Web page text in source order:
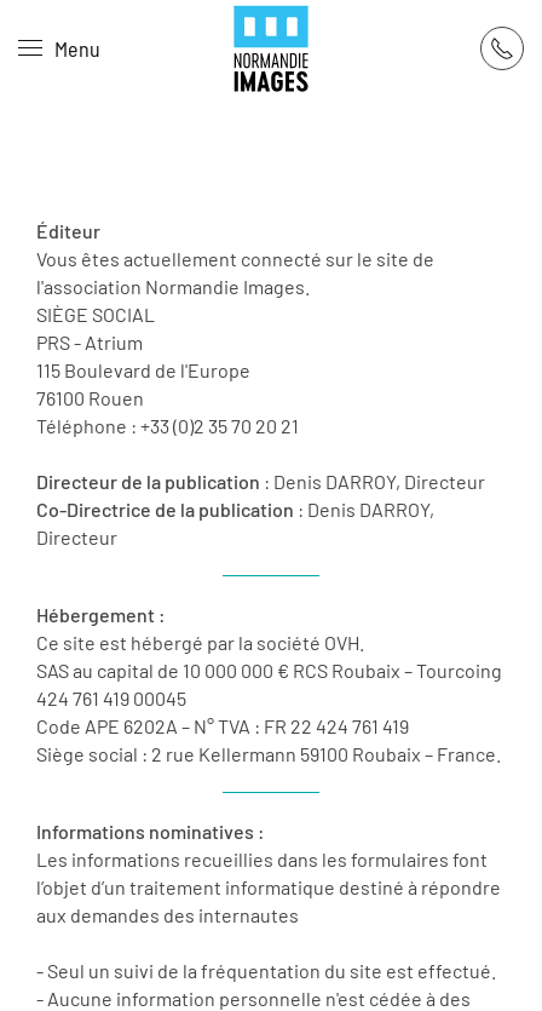
Skip to main content
Menu
Éditeur
Vous êtes actuellement connecté sur le site de
l'association Normandie Images.
SIÈGE SOCIAL
PRS - Atrium
115 Boulevard de l'Europe
76100 Rouen
Téléphone : +33 (0)2 35 70 20 21
Directeur de la publication : Denis DARROY, Directeur
Co-Directrice de la publication : Denis DARROY,
Directeur
Hébergement :
Ce site est hébergé par la société OVH.
SAS au capital de 10 000 000 € RCS Roubaix – Tourcoing
424 761 419 00045
Code APE 6202A – N° TVA : FR 22 424 761 419
Siège social : 2 rue Kellermann 59100 Roubaix – France.
Informations nominatives :
Les informations recueillies dans les formulaires font
l’objet d’un traitement informatique destiné à répondre
aux demandes des internautes
- Seul un suivi de la fréquentation du site est effectué.
- Aucune information personnelle n'est cédée à des
Panneau de gestion des cookies